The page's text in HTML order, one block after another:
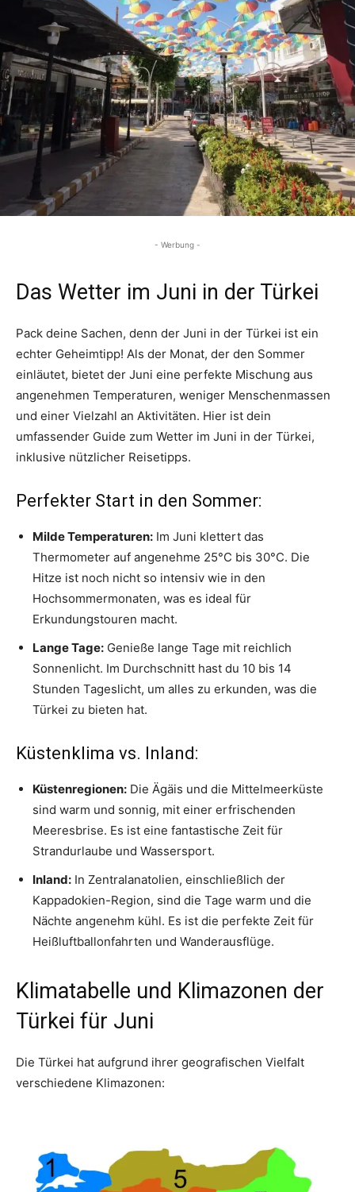
- Werbung -
Das Wetter im Juni in der Türkei
Pack deine Sachen, denn der Juni in der Türkei ist ein
echter Geheimtipp! Als der Monat, der den Sommer
einläutet, bietet der Juni eine perfekte Mischung aus
angenehmen Temperaturen, weniger Menschenmassen
und einer Vielzahl an Aktivitäten. Hier ist dein
umfassender Guide zum Wetter im Juni in der Türkei,
inklusive nützlicher Reisetipps.
Perfekter Start in den Sommer:
Milde Temperaturen: Im Juni klettert das
Thermometer auf angenehme 25°C bis 30°C. Die
Hitze ist noch nicht so intensiv wie in den
Hochsommermonaten, was es ideal für
Erkundungstouren macht.
Lange Tage: Genieße lange Tage mit reichlich
Sonnenlicht. Im Durchschnitt hast du 10 bis 14
Stunden Tageslicht, um alles zu erkunden, was die
Türkei zu bieten hat.
Küstenklima vs. Inland:
Küstenregionen: Die Ägäis und die Mittelmeerküste
sind warm und sonnig, mit einer erfrischenden
Meeresbrise. Es ist eine fantastische Zeit für
Strandurlaube und Wassersport.
Inland: In Zentralanatolien, einschließlich der
Kappadokien-Region, sind die Tage warm und die
Nächte angenehm kühl. Es ist die perfekte Zeit für
Heißluftballonfahrten und Wanderausflüge.
Klimatabelle und Klimazonen der
Türkei für Juni
Die Türkei hat aufgrund ihrer geografischen Vielfalt
verschiedene Klimazonen: